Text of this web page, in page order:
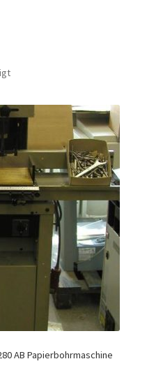
AB Papierbohrmaschine